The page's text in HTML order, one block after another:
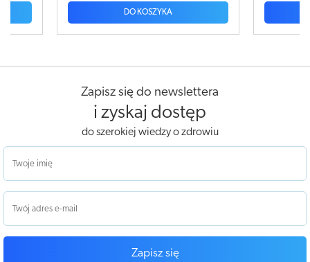
DO KOSZYKA
Zapisz się do newslettera
i zyskaj dostęp
do szerokiej wiedzy o zdrowiu
Zapisz się